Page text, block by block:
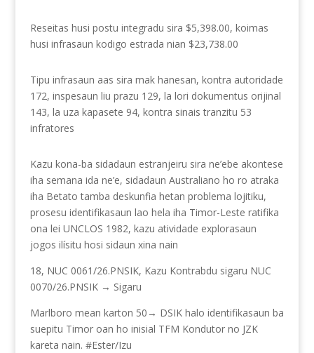
Reseitas husi postu integradu sira $5,398.00, koimas
husi infrasaun kodigo estrada nian $23,738.00
Tipu infrasaun aas sira mak hanesan, kontra autoridade
172, inspesaun liu prazu 129, la lori dokumentus orijinal
143, la uza kapasete 94, kontra sinais tranzitu 53
infratores
Kazu kona-ba sidadaun estranjeiru sira ne’ebe akontese
iha semana ida ne’e, sidadaun Australiano ho ro atraka
iha Betato tamba deskunfia hetan problema lojitiku,
prosesu identifikasaun lao hela iha Timor-Leste ratifika
ona lei UNCLOS 1982, kazu atividade explorasaun
jogos ilísitu hosi sidaun xina nain
18, NUC 0061/26.PNSIK, Kazu Kontrabdu sigaru NUC
0070/26.PNSIK → Sigaru
Marlboro mean karton 50→ DSIK halo identifikasaun ba
suepitu Timor oan ho inisial TFM Kondutor no JZK
kareta nain. #Ester/Izu